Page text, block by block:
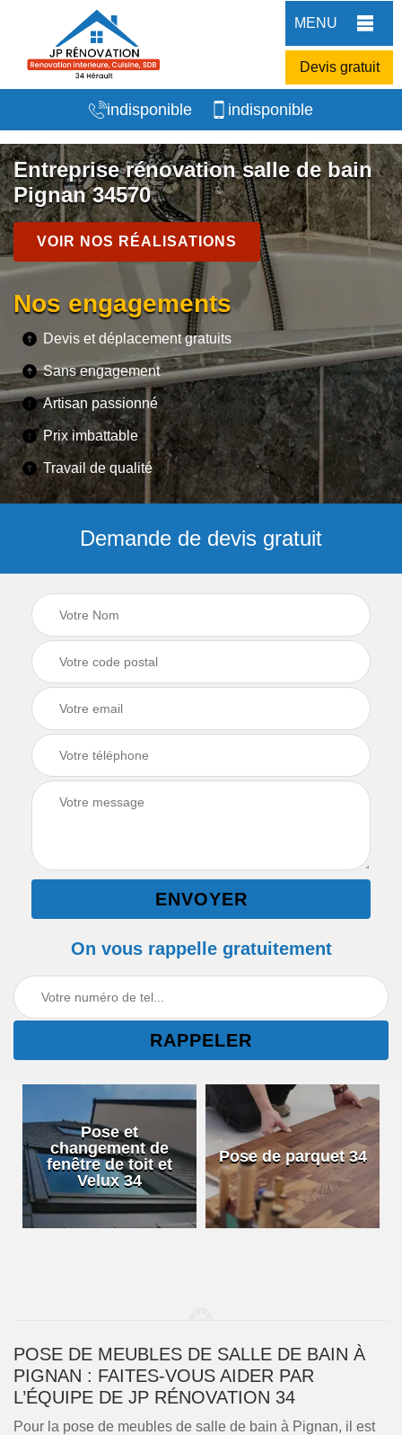
MENU
Devis gratuit
indisponible indisponible
Entreprise rénovation salle de bain
Pignan 34570
VOIR NOS RÉALISATIONS
Nos engagements
Devis et déplacement gratuits
Sans engagement
Artisan passionné
Prix imbattable
Travail de qualité
Demande de devis gratuit
On vous rappelle gratuitement
Pose et
changement de
fenêtre de toit et
Velux 34
Pose de parquet 34
POSE DE MEUBLES DE SALLE DE BAIN À
PIGNAN : FAITES-VOUS AIDER PAR
L’ÉQUIPE DE JP RÉNOVATION 34
Pour la pose de meubles de salle de bain à Pignan, il est